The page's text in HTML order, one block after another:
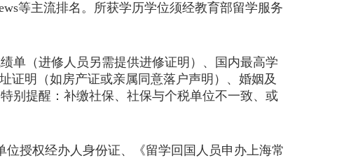
等主流排名。所获学历学位须经教育部留学服务
（进修人员另需提供进修证明）、国内最高学
证明（如房产证或亲属同意落户声明）、婚姻及
别提醒：补缴社保、社保与个税单位不一致、或
授权经办人身份证、《留学回国人员申办上海常